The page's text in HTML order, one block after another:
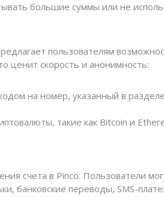
большие суммы или не
пользователям
ценит скорость и анонимность:
на номер, указанный в
такие как Bitcoin и
счета в Pinco. Пользователи
банковские переводы, SMS-